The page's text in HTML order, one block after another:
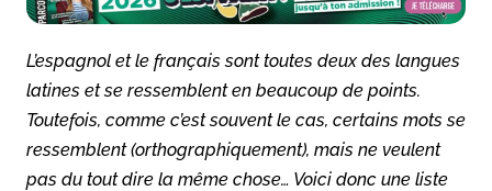
L’espagnol et le français sont toutes deux des langues
latines et se ressemblent en beaucoup de points.
Toutefois, comme c’est souvent le cas, certains mots se
ressemblent (orthographiquement), mais ne veulent
pas du tout dire la même chose… Voici donc une liste